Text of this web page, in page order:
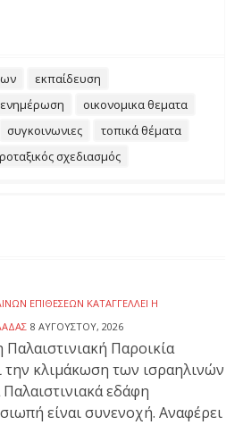
εκπαίδευση
ενημέρωση
οικονομικα θεματα
συγκοινωνιες
τοπικά θέματα
σχεδιασμός
ΕΠΙΘΈΣΕΩΝ ΚΑΤΑΓΓΈΛΛΕΙ Η
8 ΑΥΓΟΎΣΤΟΥ, 2026
Παροικία
την κλιμάκωση των ισραηλινών
εδάφη
είναι συνενοχή. Αναφέρει